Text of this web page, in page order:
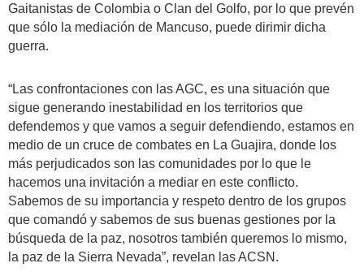
Gaitanistas de Colombia o Clan del Golfo, por lo que prevén
que sólo la mediación de Mancuso, puede dirimir dicha
guerra.
“Las confrontaciones con las AGC, es una situación que
sigue generando inestabilidad en los territorios que
defendemos y que vamos a seguir defendiendo, estamos en
medio de un cruce de combates en La Guajira, donde los
más perjudicados son las comunidades por lo que le
hacemos una invitación a mediar en este conflicto.
Sabemos de su importancia y respeto dentro de los grupos
que comandó y sabemos de sus buenas gestiones por la
búsqueda de la paz, nosotros también queremos lo mismo,
la paz de la Sierra Nevada”, revelan las ACSN.